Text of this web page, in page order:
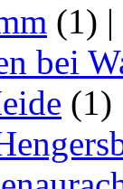
(1) |
bei
(1)